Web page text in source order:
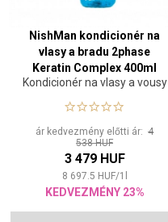
NishMan kondicionér na
vlasy a bradu 2phase
Keratin Complex 400ml
Kondicionér na vlasy a vousy
ár kedvezmény előtti ár: 4
538 HUF
3 479 HUF
8 697.5 HUF/1
KEDVEZMÉNY 23%